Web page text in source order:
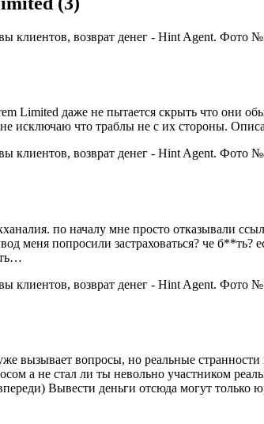
Limited даже не пытается скрыть что они
не исключаю что траблы не с их стороны.
по началу мне просто отказывали
меня попросили застраховаться? че
вызывает вопросы, но реальные
а не стал ли ты невольно участником
Вывести деньги отсюда могут только